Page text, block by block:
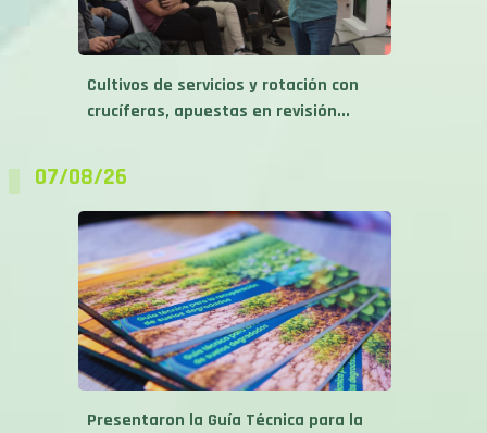
Cultivos de servicios y rotación con
crucíferas, apuestas en revisión...
07/08/26
Presentaron la Guía Técnica para la